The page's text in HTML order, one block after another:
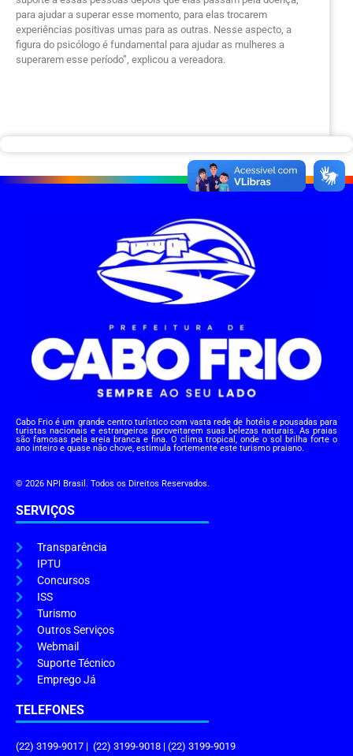
para ajudar a superar esse momento, para elas trocarem
experiências positivas umas para as outras. Nesse aspecto, a
figura do psicólogo é fundamental para ajudar as mulheres a
superarem esse período”, explicou a vereadora.
Cabo Frio é um grande centro turístico com vasta rede de hotéis e pousadas para
turistas nacionais e estrangeiros aproveitarem suas belezas naturais. As praias
são famosas pela areia branca e fina. O clima tropical, onde o sol brilha forte o
ano inteiro e quase não chove, estimula fortemente este turismo praiano.
© 2026 NPI Brasil. Todos os Direitos Reservados.
SERVIÇOS
Transparência
IPTU
Concursos
ISS
Turismo
Outros Serviços
Webmail
Suporte Técnico
Emprego Já
TELEFONES
(22) 3199-9017 | (22) 3199-9018 | (22) 3199-9019